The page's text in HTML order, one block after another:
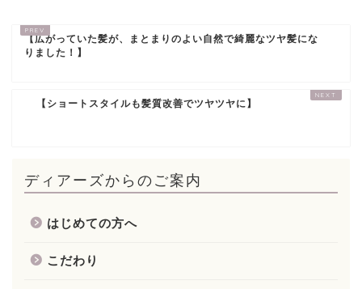
【広がっていた髪が、まとまりのよい自然で綺麗なツヤ髪にな
りました！】
【ショートスタイルも髪質改善でツヤツヤに】
ディアーズからのご案内
はじめての方へ
こだわり